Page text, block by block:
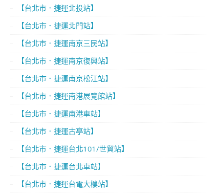
【台北市．捷運北投站】
【台北市．捷運北門站】
【台北市．捷運南京三民站】
【台北市．捷運南京復興站】
【台北市．捷運南京松江站】
【台北市．捷運南港展覽館站】
【台北市．捷運南港車站】
【台北市．捷運古亭站】
【台北市．捷運台北101/世貿站】
【台北市．捷運台北車站】
【台北市．捷運台電大樓站】